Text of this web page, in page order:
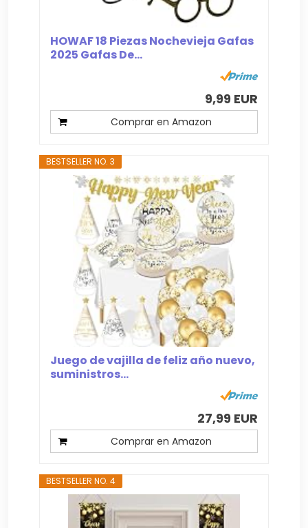
HOWAF 18 Piezas Nochevieja Gafas
2025 Gafas De...
9,99 EUR
Comprar en Amazon
BESTSELLER NO. 3
Juego de vajilla de feliz año nuevo,
suministros...
27,99 EUR
Comprar en Amazon
BESTSELLER NO. 4